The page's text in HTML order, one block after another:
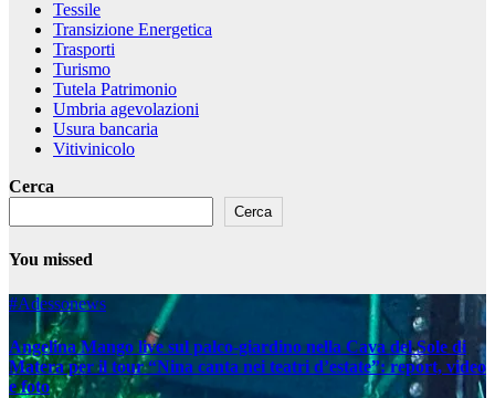
Tessile
Transizione Energetica
Trasporti
Turismo
Tutela Patrimonio
Umbria agevolazioni
Usura bancaria
Vitivinicolo
Cerca
Cerca
You missed
#Adessonews
Angelina Mango live sul palco-giardino nella Cava del Sole di
Matera per il tour “Nina canta nei teatri d’estate”: report, video
e foto